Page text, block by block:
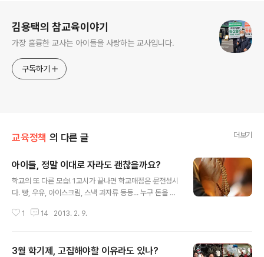
김용택의 참교육이야기
가장 훌륭한 교사는 아이들을 사랑하는 교사입니다.
구독하기
교육정책 의 다른 글 더보기
아이들, 정말 이대로 자라도 괜찮을까요?
학교의 또 다른 모습! 1교시가 끝나면 학교매점은 문전성시
다. 빵, 우유, 아이스크림, 스낵 과자류 등등... 누구 돈을 먼
끝나기 바쁘게 매점으로 달려가는 아이들! 매점 한쪽 켠에
럼 빵과 우유를 게걸스럽게 먹고 있다. 이들이 1교시가 끝
1 14 2013. 2. 9.
3월 학기제, 고집해야할 이유라도 있나?